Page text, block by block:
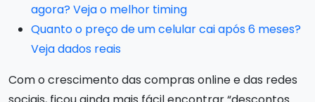
agora? Veja o melhor timing
Quanto o preço de um celular cai após 6 meses?
Veja dados reais
Com o crescimento das compras online e das redes